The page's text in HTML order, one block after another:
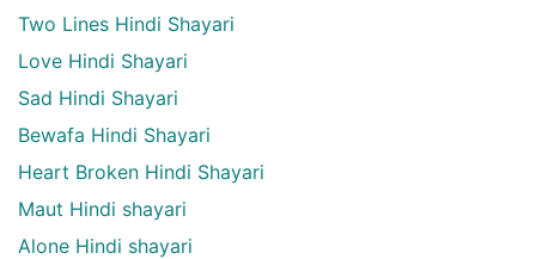
Two Lines Hindi Shayari
Love Hindi Shayari
Sad Hindi Shayari
Bewafa Hindi Shayari
Heart Broken Hindi Shayari
Maut Hindi shayari
Alone Hindi shayari